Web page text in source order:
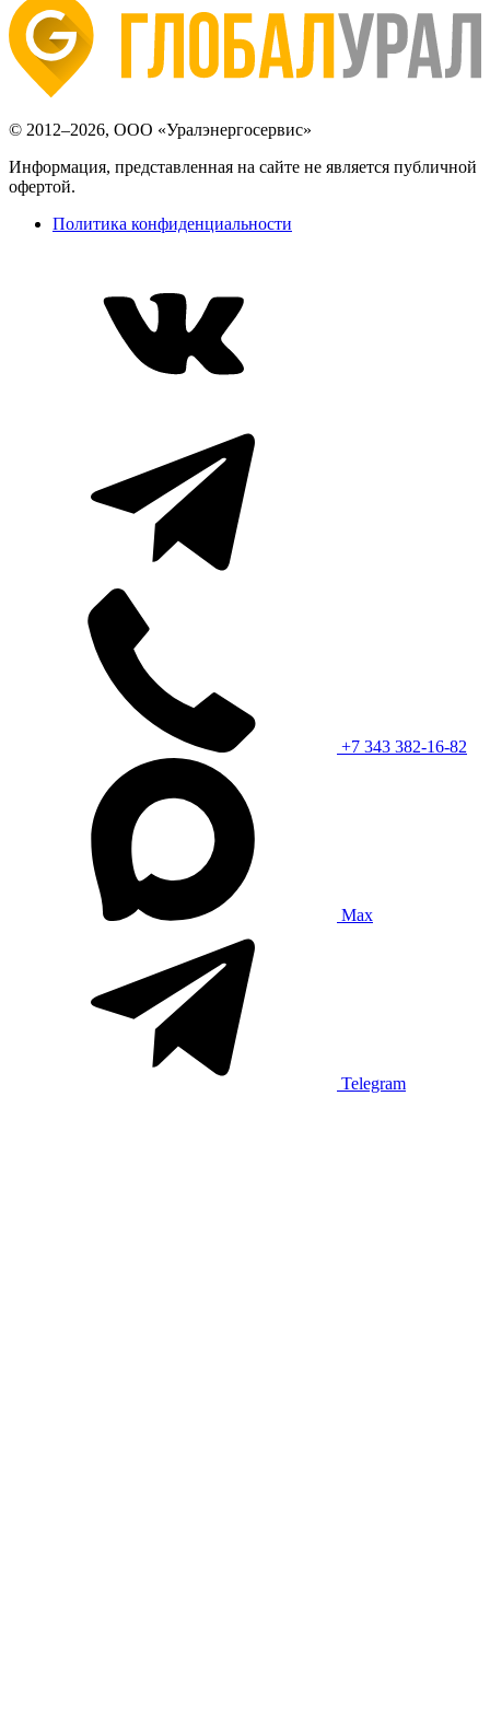
© 2012–2026, ООО «Уралэнергосервис»
Информация, представленная на сайте не является публичной
офертой.
Политика конфиденциальности
+7 343 382-16-82
Max
Telegram